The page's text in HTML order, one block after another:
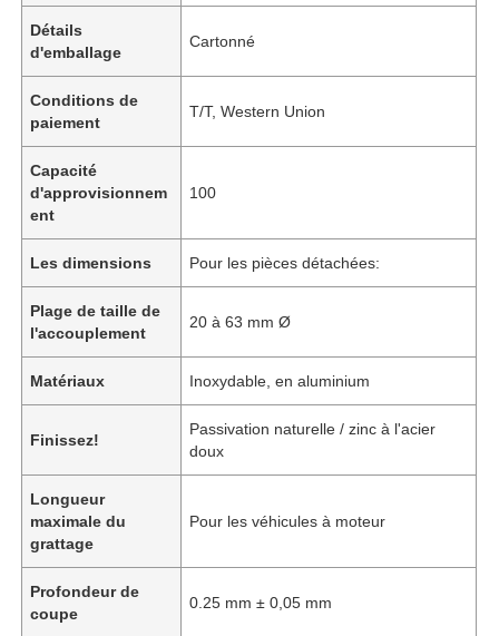
Détails
d'emballage
Cartonné
Conditions de
paiement
T/T, Western Union
Capacité
d'approvisionnem
ent
100
Les dimensions Pour les pièces détachées:
Plage de taille de
l'accouplement
20 à 63 mm Ø
Matériaux Inoxydable, en aluminium
Finissez!
Passivation naturelle / zinc à l'acier
doux
Longueur
maximale du
grattage
Pour les véhicules à moteur
Profondeur de
coupe
0.25 mm ± 0,05 mm